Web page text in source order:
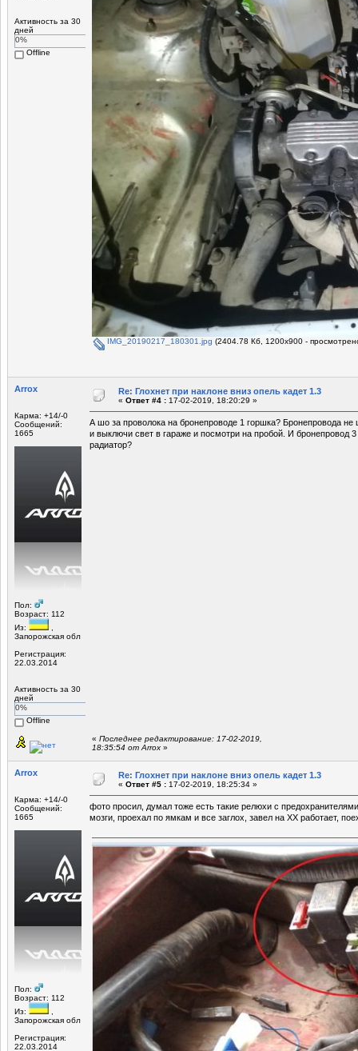
Активность за 30
дней
0%
Offline
IMG_20190217_180301.jpg (2404.78 Кб, 1200x900 -
Arrox
Карма: +14/-0
Сообщений:
1665
Пол:
Возраст: 112
Из:
Запорожская обл
Регистрация:
22.03.2014
Активность за 30
дней
0%
Offline
Re: Глохнет при наклоне вниз опель кадет 1.3
« Ответ #4 : 17-02-2019, 18:20:29 »
А шо за проволока на бронепроводе 1 горшка? Бронепровода
и выключи свет в гараже и посмотри на пробой. И бронепровод
радиатор?
« Последнее редактирование: 17-02-2019,
18:35:54 от Arrox »
Arrox
Карма: +14/-0
Сообщений:
1665
Пол:
Возраст: 112
Из:
Запорожская обл
Регистрация:
22.03.2014
Re: Глохнет при наклоне вниз опель кадет 1.3
« Ответ #5 : 17-02-2019, 18:25:34 »
фото просил, думал тоже есть такие релюхи с
мозги, проехал по ямкам и все заглох, завел на ХХ работает,